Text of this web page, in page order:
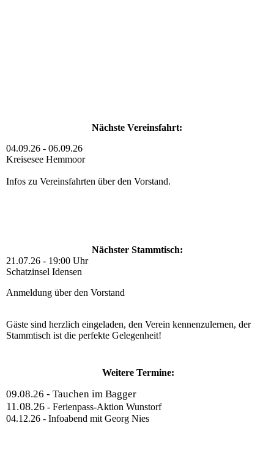
Nächste Vereinsfahrt:
04.09.26 - 06.09.26
Kreisesee Hemmoor
Infos zu Vereinsfahrten über den Vorstand.
Nächster Stammtisch:
21.07.26 - 19:00 Uhr
Schatzinsel Idensen
Anmeldung über den Vorstand
Gäste sind herzlich eingeladen, den Verein kennenzulernen, der
Stammtisch ist die perfekte Gelegenheit!
Weitere Termine:
09.08.26 - Tauchen im Bagger
11.08.26 - Ferienpass-Aktion Wunstorf
04.12.26 - Infoabend mit Georg Nies